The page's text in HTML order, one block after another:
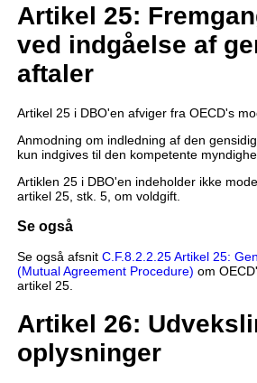
Artikel 25:
ved indgåelse af
aftaler
Artikel 25 i DBO'en afviger fra OECD's
Anmodning om indledning af den
kun indgives til den kompetente
Artiklen 25 i DBO'en indeholder ikke
artikel 25, stk. 5, om voldgift.
Se også
Se også afsnit C.F.8.2.2.25 Artikel 25:
(Mutual Agreement Procedure) om
artikel 25.
Artikel 26:
oplysninger